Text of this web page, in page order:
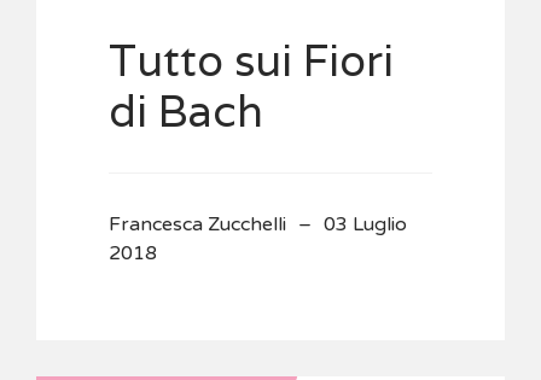
Tutto sui Fiori
di Bach
Francesca Zucchelli
03 Luglio
2018